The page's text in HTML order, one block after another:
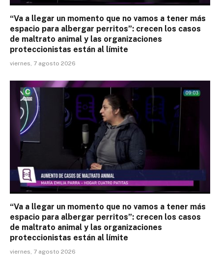
“Va a llegar un momento que no vamos a tener más
espacio para albergar perritos”: crecen los casos
de maltrato animal y las organizaciones
proteccionistas están al límite
viernes, 7 agosto 2026
“Va a llegar un momento que no vamos a tener más
espacio para albergar perritos”: crecen los casos
de maltrato animal y las organizaciones
proteccionistas están al límite
viernes, 7 agosto 2026